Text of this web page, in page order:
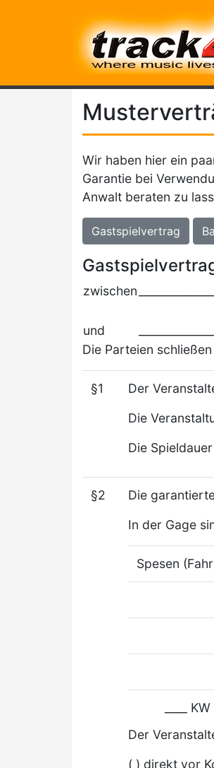
Wir haben hier ein
Garantie bei
Anwalt beraten zu
Gastspielvertrag
zwischen
und
Die Parteien
§1
Der
Die
Die Spieldauer
§2
Die garantierte
In der Gage
Spesen
____
Der
( ) direkt vor